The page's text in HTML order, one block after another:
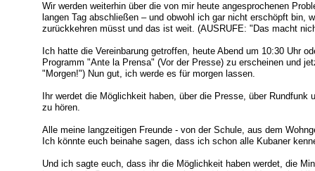
Wir werden weiterhin über die von mir heute angesprochenen
langen Tag abschließen – und obwohl ich gar nicht erschöpft bin,
zurückkehren müsst und das ist weit. (AUSRUFE: "Das macht
Ich hatte die Vereinbarung getroffen, heute Abend um 10:30 Uhr
Programm "Ante la Prensa" (Vor der Presse) zu erscheinen und
"Morgen!") Nun gut, ich werde es für morgen lassen.
Ihr werdet die Möglichkeit haben, über die Presse, über
zu hören.
Alle meine langzeitigen Freunde - von der Schule, aus dem
Ich könnte euch beinahe sagen, dass ich schon alle Kubaner
Und ich sagte euch, dass ihr die Möglichkeit haben werdet, die